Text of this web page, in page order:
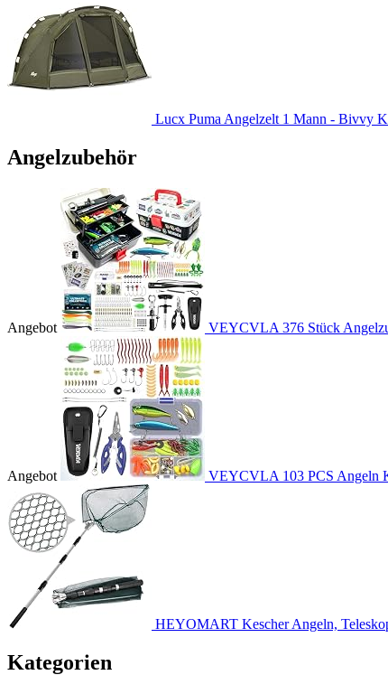
Lucx Puma Angelzelt 1 Mann - Bivvy
Angelzubehör
Angebot VEYCVLA 376 Stück
Angebot VEYCVLA 103 PCS Angeln
HEYOMART Kescher Angeln,
Kategorien